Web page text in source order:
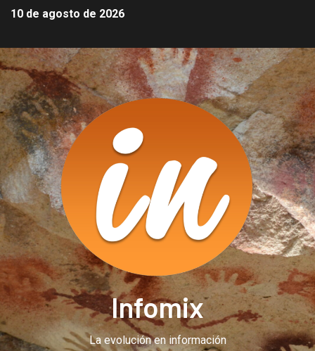
10 de agosto de 2026
Infomix
La evolución en información